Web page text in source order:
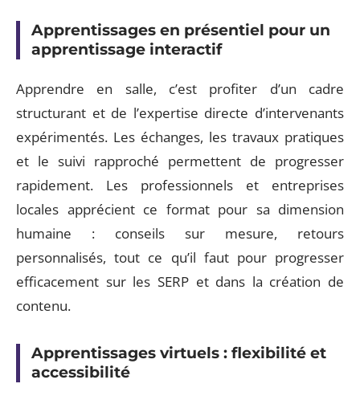
Apprentissages en présentiel pour un
apprentissage interactif
Apprendre en salle, c’est profiter d’un cadre
structurant et de l’expertise directe d’intervenants
expérimentés. Les échanges, les travaux pratiques
et le suivi rapproché permettent de progresser
rapidement. Les professionnels et entreprises
locales apprécient ce format pour sa dimension
humaine : conseils sur mesure, retours
personnalisés, tout ce qu’il faut pour progresser
efficacement sur les SERP et dans la création de
contenu.
Apprentissages virtuels : flexibilité et
accessibilité